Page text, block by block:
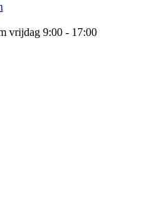
vrijdag 9:00 - 17:00